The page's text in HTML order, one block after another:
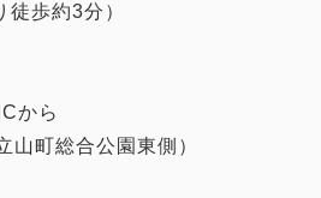
徒歩約3分）
から
山町総合公園東側）